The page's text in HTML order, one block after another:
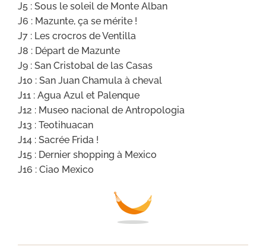
J5 : Sous le soleil de Monte Alban
J6 : Mazunte, ça se mérite !
J7 : Les crocros de Ventilla
J8 : Départ de Mazunte
J9 : San Cristobal de las Casas
J10 : San Juan Chamula à cheval
J11 : Agua Azul et Palenque
J12 : Museo nacional de Antropologia
J13 : Teotihuacan
J14 : Sacrée Frida !
J15 : Dernier shopping à Mexico
J16 : Ciao Mexico